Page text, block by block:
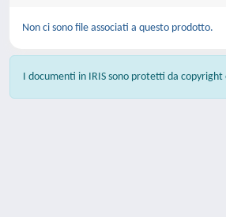
Non ci sono file associati a questo prodotto.
I documenti in IRIS sono protetti da